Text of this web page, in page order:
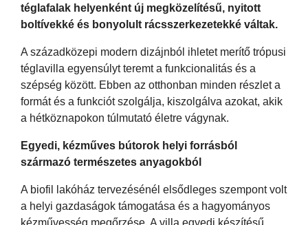
téglafalak helyenként új megközelítésű, nyitott
boltívekké és bonyolult rácsszerkezetekké váltak.
A századközepi modern dizájnból ihletet merítő trópusi
téglavilla egyensúlyt teremt a funkcionalitás és a
szépség között. Ebben az otthonban minden részlet a
formát és a funkciót szolgálja, kiszolgálva azokat, akik
a hétköznapokon túlmutató életre vágynak.
Egyedi, kézműves bútorok helyi forrásból
származó természetes anyagokból
A biofil lakóház tervezésénél elsődleges szempont volt
a helyi gazdaságok támogatása és a hagyományos
kézművesség megőrzése. A villa egyedi készítésű